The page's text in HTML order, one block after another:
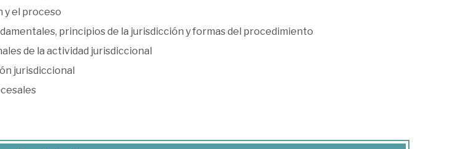
y el proceso
principios de la jurisdicción y formas del procedimiento
de la actividad jurisdiccional
jurisdiccional